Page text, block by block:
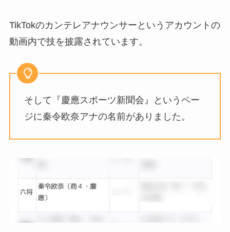
TikTokのカンテレアナウンサーというアカウントの
動画内で技を披露されています。
そして『慶應スポーツ新聞会』というペー
ジに秦令欧奈アナの名前がありました。